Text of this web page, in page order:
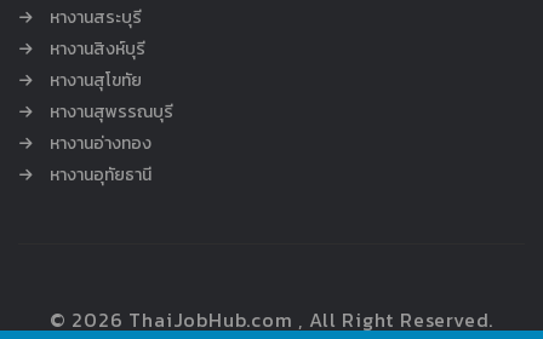
หางานสระบุรี
หางานสิงห์บุรี
หางานสุโขทัย
หางานสุพรรณบุรี
หางานอ่างทอง
หางานอุทัยธานี
© 2026 ThaiJobHub.com , All Right Reserved.